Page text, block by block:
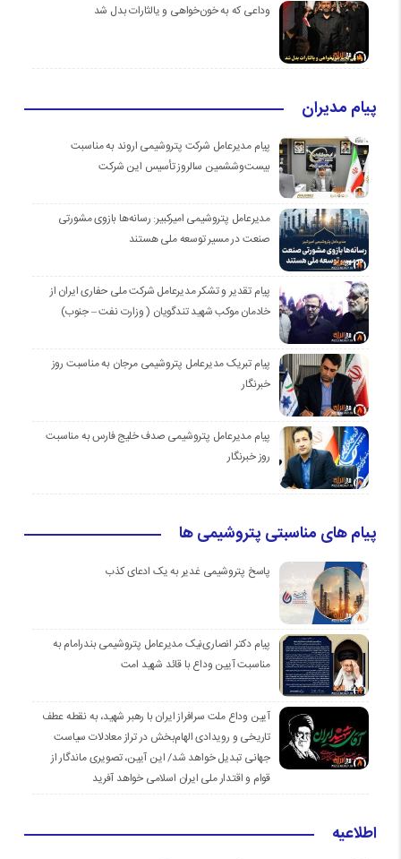
وداعی که به خون‌خواهی و یالثارات بدل شد
پیام مدیران
پیام مدیرعامل شرکت پتروشیمی اروند به مناسبت
بیست‌و‌ششمین سالروز تأسیس این شرکت
مدیرعامل پتروشیمی امیرکبیر: رسانه‌ها بازوی مشورتی
صنعت در مسیر توسعه ملی هستند
پیام تقدیر و تشکر مدیرعامل شرکت ملی حفاری ایران از
خادمان موكب شهيد تندگويان ( وزارت نفت – جنوب)
پیام تبریک مدیرعامل پتروشیمی مرجان به مناسبت روز
خبرنگار
پیام مدیرعامل پتروشیمی صدف خلیج فارس به مناسبت
روز خبرنگار
پیام های مناسبتی پتروشیمی ها
پاسخ پتروشیمی غدیر به یک ادعای کذب
پیام دکتر انصاری‌نیک مدیرعامل پتروشیمی بندرامام به
مناسبت آیین وداع با قائد شهید امت
آیین وداع ملت سرافراز ایران با رهبر شهید، به نقطه عطف
تاریخی و رویدادی الهام‌بخش در تراز معادلات سیاست
جهانی تبدیل خواهد شد/ این آیین، تصویری ماندگار از
قوام و اقتدار ملی ایران اسلامی خواهد آفرید
اطلاعیه